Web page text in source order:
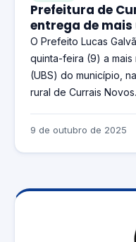
Prefeitura de
entrega de mais
O Prefeito Lucas
quinta-feira (9) a
(UBS) do município,
rural de Currais
9 de outubro de 2025